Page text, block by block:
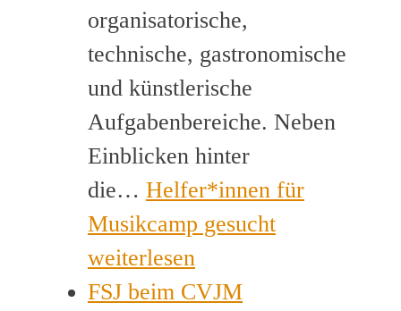
organisatorische,
technische, gastronomische
und künstlerische
Aufgabenbereiche. Neben
Einblicken hinter
die… Helfer*innen für
Musikcamp gesucht
weiterlesen
FSJ beim CVJM